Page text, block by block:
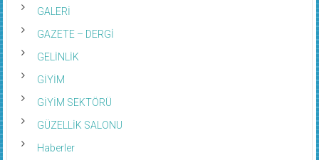
GALERİ
GAZETE – DERGİ
GELİNLİK
GİYİM
GİYİM SEKTÖRÜ
GÜZELLİK SALONU
Haberler